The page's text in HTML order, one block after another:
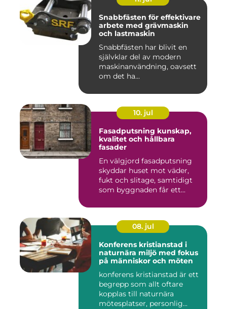
Snabbfästen för effektivare
arbete med grävmaskin
och lastmaskin
Snabbfästen har blivit en
självklar del av modern
maskinanvändning, oavsett
om det ha...
10. jul
Fasadputsning kunskap,
kvalitet och hållbara
fasader
En välgjord fasadputsning
skyddar huset mot väder,
fukt och slitage, samtidigt
som byggnaden får ett...
08. jul
Konferens kristianstad i
naturnära miljö med fokus
på människor och möten
konferens kristianstad är ett
begrepp som allt oftare
kopplas till naturnära
mötesplatser, personlig...